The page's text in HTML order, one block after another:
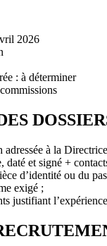
2026
: à déterminer
à la
et signé +
d’identité ou du
exigé ;
justifiant